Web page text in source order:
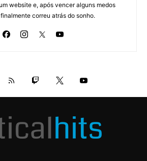
website e, após vencer alguns medos
correu atrás do sonho.